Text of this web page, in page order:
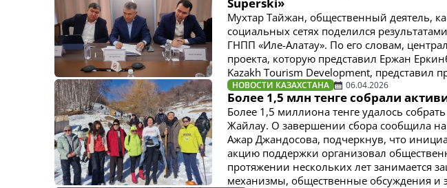
Мухтар Тайжан, общественный деятель,
социальных сетях поделился
ГНПП «Иле-Алатау». По его словам,
проекта, которую представил Ержан
Kazakh Tourism Development, представил
НОВОСТИ КАЗАХСТАНА 06.04.2026
Более 1,5 млн тенге собрали
Более 1,5 миллиона тенге удалось
Жайлау. О завершении сбора сообщила
Ажар Джандосова, подчеркнув, что
акцию поддержки организовал
протяжении нескольких лет занимается
механизмы, общественные обсуждения и